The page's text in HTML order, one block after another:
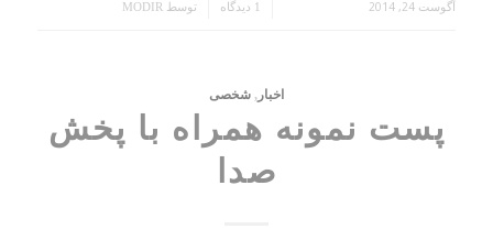
آگوست 24, 2014 1 دیدگاه توسط MODIR
اخبار , شخصی
پست نمونه همراه با پخش
صدا